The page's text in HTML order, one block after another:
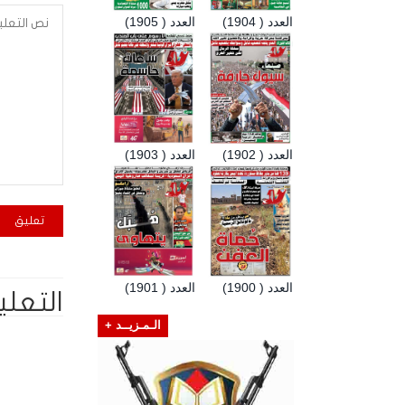
العدد ( 1905) العدد ( 1904)
العدد ( 1903) العدد ( 1902)
العدد ( 1901) العدد ( 1900)
الـمـزيــد +